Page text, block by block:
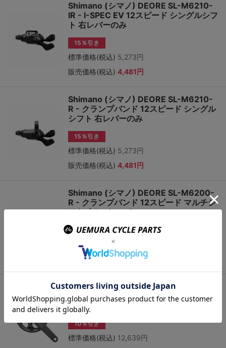
Shimano (シマノ) DEORE SL-M6210-
IR - I-SPEC EV 12スピード シングルシフ
ト 右レバーのみ
15％引き
標準価格(税込) 5,273円
販売価格(税込) 4,481円
Shimano (シマノ) DEORE SL-M6210-
R - クランプバンド 12スピード シングル
シフト 右レバーのみ
15％引き
標準価格(税込) 5,273円
販売価格(税込) 4,481円
Shimano (シマノ) DEORE SL-M6200-
R - クランプバンド 12スピード マルチシ
フト 右レバーのみ
15％引き
標準価格(税込)
販売価格(税込) 4,481円
Shimano (シマノ) CUES FC-U6000-1
クランクセット 40T (1×9/10/11S) ガー
ド付
10％引き
標準価格(税込) 12,639円